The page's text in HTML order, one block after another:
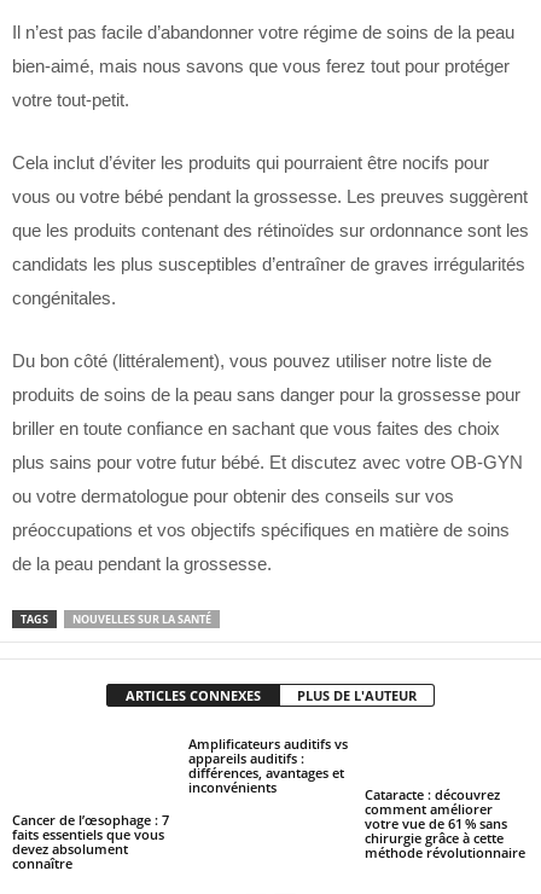
Il n’est pas facile d’abandonner votre régime de soins de la peau
bien-aimé, mais nous savons que vous ferez tout pour protéger
votre tout-petit.
Cela inclut d’éviter les produits qui pourraient être nocifs pour
vous ou votre bébé pendant la grossesse. Les preuves suggèrent
que les produits contenant des rétinoïdes sur ordonnance sont les
candidats les plus susceptibles d’entraîner de graves irrégularités
congénitales.
Du bon côté (littéralement), vous pouvez utiliser notre liste de
produits de soins de la peau sans danger pour la grossesse pour
briller en toute confiance en sachant que vous faites des choix
plus sains pour votre futur bébé. Et discutez avec votre OB-GYN
ou votre dermatologue pour obtenir des conseils sur vos
préoccupations et vos objectifs spécifiques en matière de soins
de la peau pendant la grossesse.
TAGS NOUVELLES SUR LA SANTÉ
ARTICLES CONNEXES PLUS DE L'AUTEUR
Cancer de l’œsophage : 7
faits essentiels que vous
devez absolument
connaître
Amplificateurs auditifs vs
appareils auditifs :
différences, avantages et
inconvénients
Cataracte : découvrez
comment améliorer
votre vue de 61 % sans
chirurgie grâce à cette
méthode révolutionnaire